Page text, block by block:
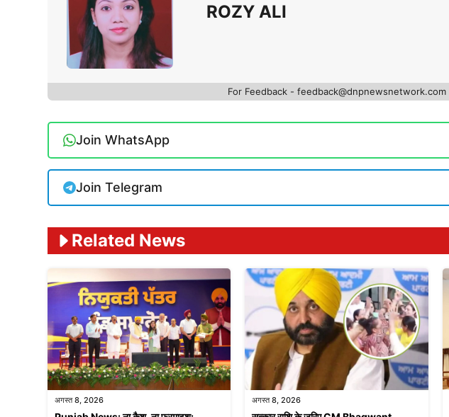
ROZY ALI
For Feedback - feedback@dnpnewsnetwork.com
Join WhatsApp
Join Telegram
Related News
अगस्त 8, 2026 अगस्त 8, 2026